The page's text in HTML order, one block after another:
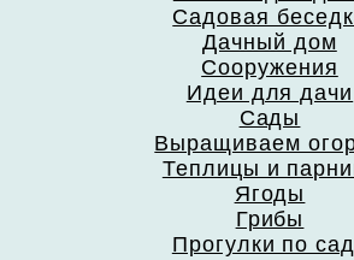
Садовая
Дачный дом
Сооружения
Идеи для дачи
Сады
Выращиваем
Теплицы и
Ягоды
Грибы
Прогулки по